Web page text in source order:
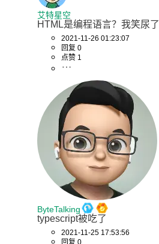
艾特星空
HTML是编程语言？我笑尿了
2021-11-26 01:23:07
回复 0
点赞 1
ByteTalking
typescript被吃了
2021-11-25 17:53:56
回复 0